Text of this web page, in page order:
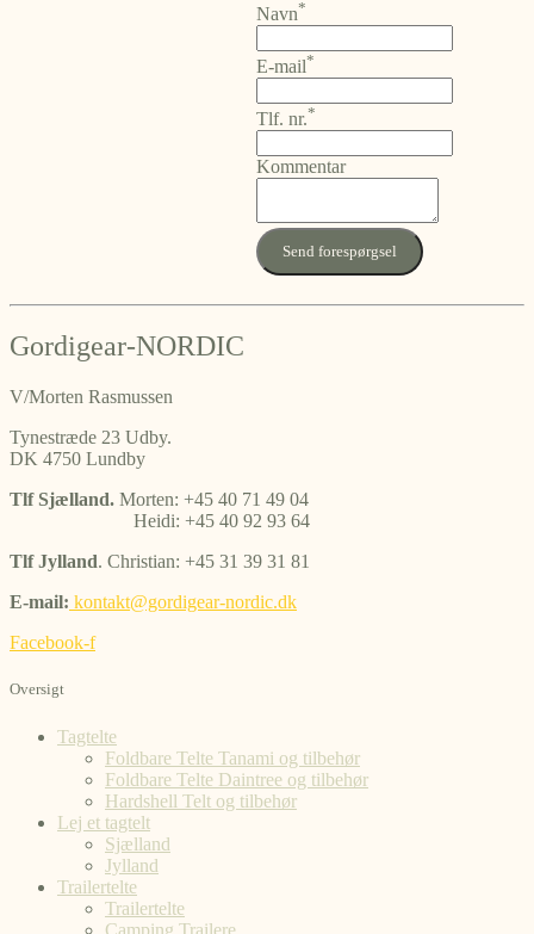
Navn*
E-mail*
Tlf. nr.*
Kommentar
Send forespørgsel
Gordigear-NORDIC
V/Morten Rasmussen
Tynestræde 23 Udby.
DK 4750 Lundby
Tlf Sjælland. Morten: +45 40 71 49 04
Heidi: +45 40 92 93 64
Tlf Jylland. Christian: +45 31 39 31 81
E-mail: kontakt@gordigear-nordic.dk
Facebook-f
Oversigt
Tagtelte
Foldbare Telte Tanami og tilbehør
Foldbare Telte Daintree og tilbehør
Hardshell Telt og tilbehør
Lej et tagtelt
Sjælland
Jylland
Trailertelte
Trailertelte
Camping Trailere